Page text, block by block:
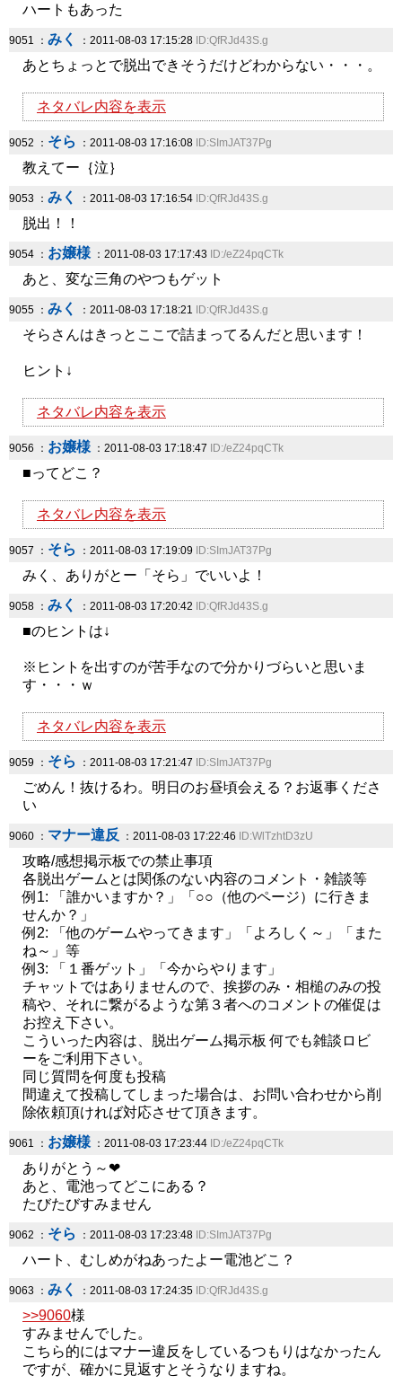
ハートもあった
9051 ： みく ：2011-08-03 17:15:28 ID:QfRJd43S.g
あとちょっとで脱出できそうだけどわからない・・・。
ネタバレ内容を表示
9052 ： そら ：2011-08-03 17:16:08 ID:SImJAT37Pg
教えてー｛泣｝
9053 ： みく ：2011-08-03 17:16:54 ID:QfRJd43S.g
脱出！！
9054 ： お嬢様：2011-08-03 17:17:43 ID:/eZ24pqCTk
あと、変な三角のやつもゲット
9055 ： みく ：2011-08-03 17:18:21 ID:QfRJd43S.g
そらさんはきっとここで詰まってるんだと思います！
ヒント↓
ネタバレ内容を表示
9056 ： お嬢様：2011-08-03 17:18:47 ID:/eZ24pqCTk
■ってどこ？
ネタバレ内容を表示
9057 ： そら ：2011-08-03 17:19:09 ID:SImJAT37Pg
みく、ありがとー「そら」でいいよ！
9058 ： みく ：2011-08-03 17:20:42 ID:QfRJd43S.g
■のヒントは↓
※ヒントを出すのが苦手なので分かりづらいと思いま
す・・・ｗ
ネタバレ内容を表示
9059 ： そら ：2011-08-03 17:21:47 ID:SImJAT37Pg
ごめん！抜けるわ。明日のお昼頃会える？お返事くださ
い
9060 ： マナー違反 ：2011-08-03 17:22:46 ID:WlTzhtD3zU
攻略/感想掲示板での禁止事項
各脱出ゲームとは関係のない内容のコメント・雑談等
例1: 「誰かいますか？」「○○（他のページ）に行きま
せんか？」
例2: 「他のゲームやってきます」「よろしく～」「また
ね～」等
例3: 「１番ゲット」「今からやります」
チャットではありませんので、挨拶のみ・相槌のみの投
稿や、それに繋がるような第３者へのコメントの催促は
お控え下さい。
こういった内容は、脱出ゲーム掲示板 何でも雑談ロビ
ーをご利用下さい。
同じ質問を何度も投稿
間違えて投稿してしまった場合は、お問い合わせから削
除依頼頂ければ対応させて頂きます。
9061 ： お嬢様：2011-08-03 17:23:44 ID:/eZ24pqCTk
ありがとう～❤
あと、電池ってどこにある？
たびたびすみません
9062 ： そら ：2011-08-03 17:23:48 ID:SImJAT37Pg
ハート、むしめがねあったよー電池どこ？
9063 ： みく ：2011-08-03 17:24:35 ID:QfRJd43S.g
>>9060様
すみませんでした。
こちら的にはマナー違反をしているつもりはなかったん
ですが、確かに見返すとそうなりますね。